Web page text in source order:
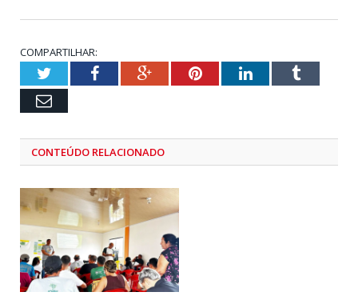
COMPARTILHAR:
TwitterFacebookGoogle+PinterestLinkedInTumblr
Email
CONTEÚDO RELACIONADO